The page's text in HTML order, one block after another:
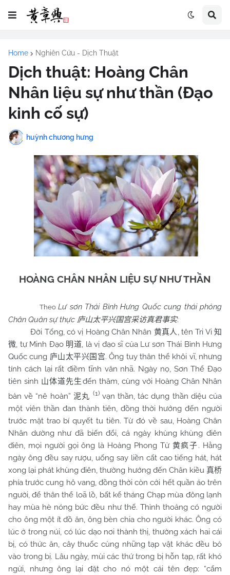
Home Nghiên Cứu - Dịch Thuật
Dịch thuật: Hoàng Chân
Nhân liệu sự như thần (Đạo
kinh cố sự)
huỳnh chương hưng
HOÀNG CHÂN NHÂN LIỆU SỰ NHƯ THẦN
TheoLư sơn Thái Bình Hưng Quốc cung thái phỏng
Chân Quân sự thực 庐山太平兴国宫采访真君事实:
Đời Tống, có vị Hoàng Chân Nhân 黄真人 , tên Tri Vi知
微, tự Minh Đạo 明道, là vị đạo sĩ của Lư sơn Thái Bình Hưng
Quốc cung 庐山太平兴国宫. Ông tuy thân thể khôi vĩ, nhưng
tính cách lại rất điềm tĩnh văn nhã. Ngày nọ, Sơn Thể Đạo
tiên sinh 山体道先生đến thăm, cùng với Hoàng Chân Nhân
bàn về “nê hoàn” 泥丸 (1)vạn thần, tác dụng thần diệu của
một viên thần đan thành tiên, đồng thời hướng đến người
trước mặt trao bí quyết tu tiên. Từ đó về sau, Hoàng Chân
Nhân dường như đã biến đổi, cả ngày khùng khùng điên
điên, mọi người gọi ông là Hoàng Phong Tử 黄疯子. Hằng
ngày ông đều say rượu, uống say liền cất cao tiếng hát, hát
xong lại phát khùng điên, thường hướng đến Chân kiều 真桥
phía trước cung hô vang, đồng thời còn cởi hết quần áo trên
người, để thân thể loã lồ, bất kể tháng Chạp mùa đông lạnh
hay mùa hè nóng bức đều như thế. Thỉnh thoảng có người
cho ông một ít đồ ăn, ông bèn chia cho người khác. Ông có
lúc ở trong núi, có lúc dạo nơi thành thị, thường xách hai cái
bị, có thức ăn, cây thuốc cùng những tạp vật khác đều bỏ
vào trong bị. Lâu ngày, mùi các thứ trong bị hỗn tạp, rất khó
ngửi, nhưng ông lại đặt cho nó một cái tên đẹp: “cẩm